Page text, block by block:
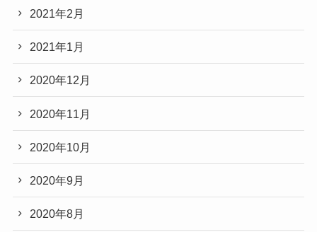
2021年2月
2021年1月
2020年12月
2020年11月
2020年10月
2020年9月
2020年8月